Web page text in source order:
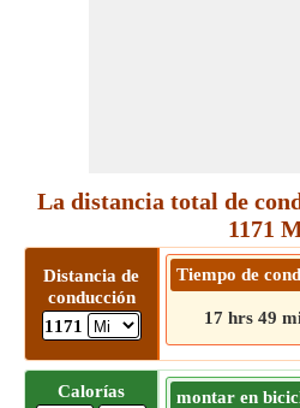
La distancia total de
1171
Distancia de
conducción
1171
Tiempo de
17 hrs 49
Calorías montar en